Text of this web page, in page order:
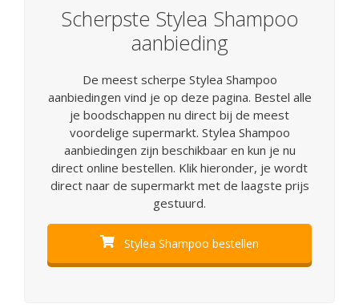
Scherpste Stylea Shampoo
aanbieding
De meest scherpe Stylea Shampoo
aanbiedingen vind je op deze pagina. Bestel alle
je boodschappen nu direct bij de meest
voordelige supermarkt. Stylea Shampoo
aanbiedingen zijn beschikbaar en kun je nu
direct online bestellen. Klik hieronder, je wordt
direct naar de supermarkt met de laagste prijs
gestuurd.
Stylea Shampoo bestellen